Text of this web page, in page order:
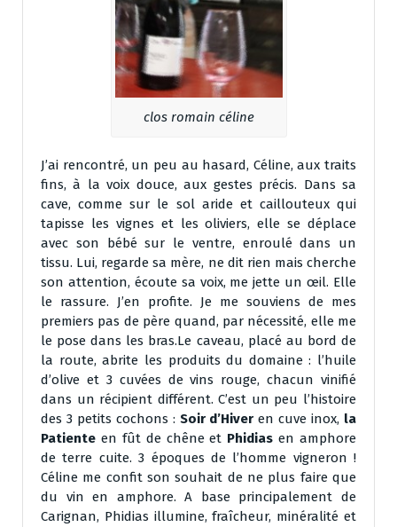
clos romain céline
J’ai rencontré, un peu au hasard, Céline, aux traits
fins, à la voix douce, aux gestes précis. Dans sa
cave, comme sur le sol aride et caillouteux qui
tapisse les vignes et les oliviers, elle se déplace
avec son bébé sur le ventre, enroulé dans un
tissu. Lui, regarde sa mère, ne dit rien mais cherche
son attention, écoute sa voix, me jette un œil. Elle
le rassure. J’en profite. Je me souviens de mes
premiers pas de père quand, par nécessité, elle me
le pose dans les bras.Le caveau, placé au bord de
la route, abrite les produits du domaine : l’huile
d’olive et 3 cuvées de vins rouge, chacun vinifié
dans un récipient différent. C’est un peu l’histoire
des 3 petits cochons : Soir d’Hiver en cuve inox, la
Patiente en fût de chêne et Phidias en amphore
de terre cuite. 3 époques de l’homme vigneron !
Céline me confit son souhait de ne plus faire que
du vin en amphore. A base principalement de
Carignan, Phidias illumine, fraîcheur, minéralité et